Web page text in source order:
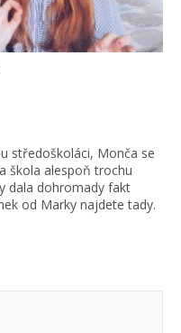
středoškoláci, Monča se
škola alespoň trochu
dala dohromady fakt
od Marky najdete tady.